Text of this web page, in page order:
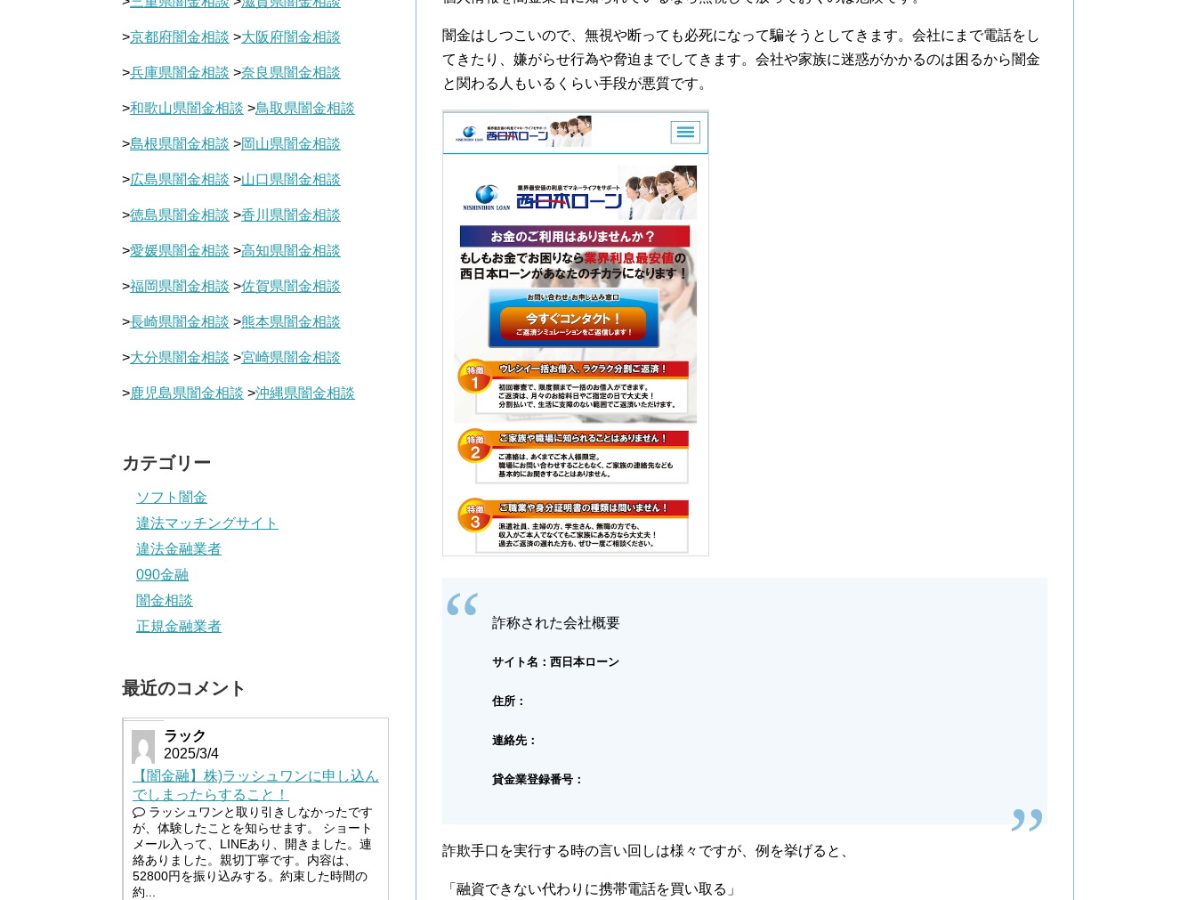
闇金はしつこいので、無視や断っても必死になって騙そうとしてきます。会社にまで電話をし
てきたり、嫌がらせ行為や脅迫までしてきます。会社や家族に迷惑がかかるのは困るから闇金
と関わる人もいるくらい手段が悪質です。
詐称された会社概要
サイト名：西日本ローン
住所：
連絡先：
貸金業登録番号：
詐欺手口を実行する時の言い回しは様々ですが、例を挙げると、
「融資できない代わりに携帯電話を買い取る」
>京都府闇金相談 >大阪府闇金相談
>兵庫県闇金相談 >奈良県闇金相談
>和歌山県闇金相談 >鳥取県闇金相談
>島根県闇金相談 >岡山県闇金相談
>広島県闇金相談 >山口県闇金相談
>徳島県闇金相談 >香川県闇金相談
>愛媛県闇金相談 >高知県闇金相談
>福岡県闇金相談 >佐賀県闇金相談
>長崎県闇金相談 >熊本県闇金相談
>大分県闇金相談 >宮崎県闇金相談
>鹿児島県闇金相談 >沖縄県闇金相談
カテゴリー
ソフト闇金
違法マッチングサイト
違法金融業者
090金融
闇金相談
正規金融業者
最近のコメント
ラック
2025/3/4
【闇金融】株)ラッシュワンに申し込ん
でしまったらすること！
ラッシュワンと取り引きしなかったです
が、体験したことを知らせます。 ショート
メール入って、LINEあり、開きました。連
絡ありました。親切丁寧です。内容は、
52800円を振り込みする。約束した時間の
約...